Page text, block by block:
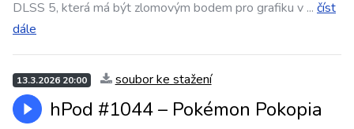
DLSS 5, která má být zlomovým bodem pro grafiku v ... číst
dále
13.3.2026 20:00 soubor ke stažení
hPod #1044 – Pokémon Pokopia